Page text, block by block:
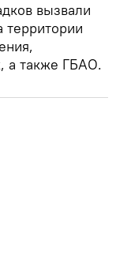
вызвали
а также ГБАО.